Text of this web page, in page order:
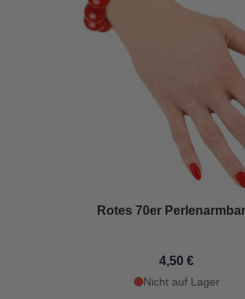
Rotes 70er
4,50 €
Nicht auf Lager